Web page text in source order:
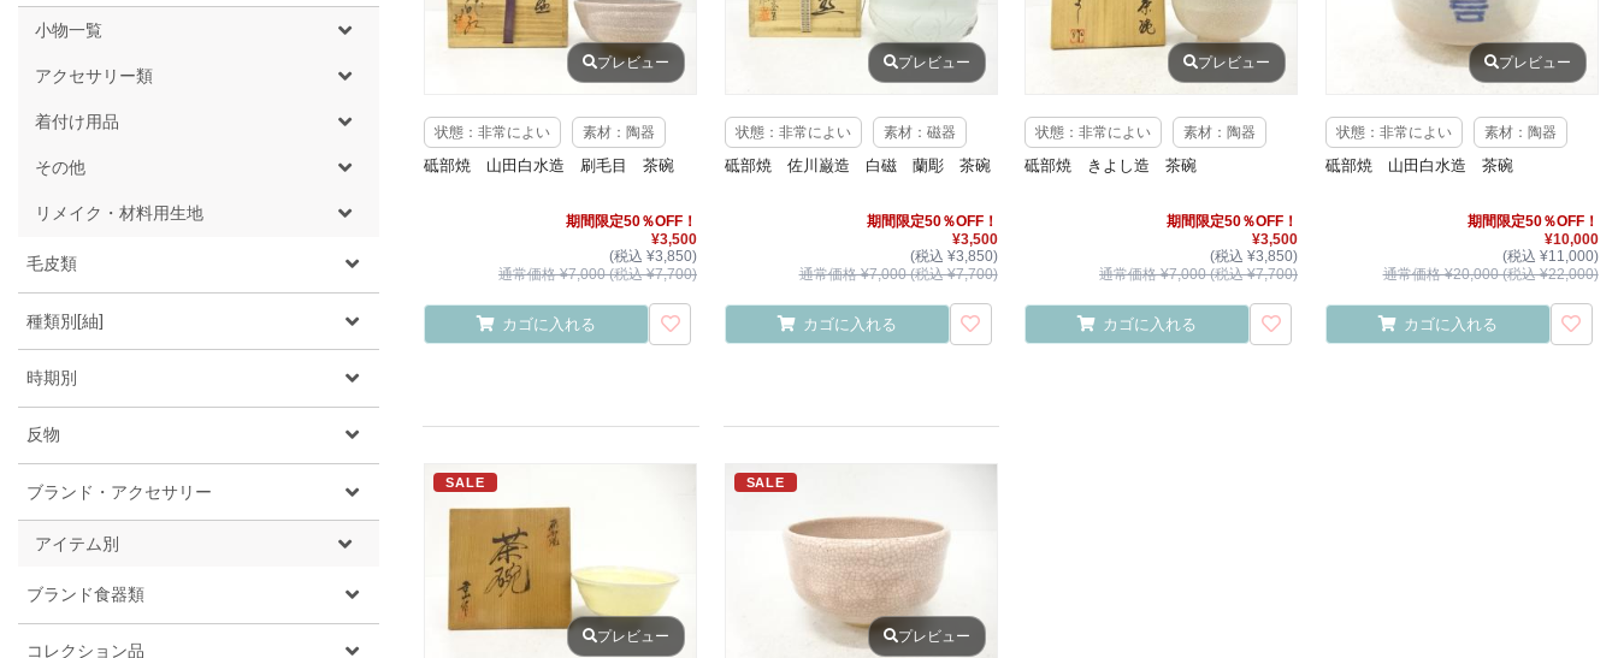
小物一覧
アクセサリー類
着付け用品
その他
リメイク・材料用生地
毛皮類
種類別[紬]
時期別
反物
ブランド・アクセサリー
アイテム別
ブランド食器類
コレクション品
プレビュー
状態：非常によい 素材：陶器
砥部焼 山田白水造 刷毛目 茶碗
期間限定50％OFF！
¥3,500
(税込 ¥3,850)
通常価格 ¥7,000 (税込 ¥7,700)
カゴに入れる
プレビュー
状態：非常によい 素材：磁器
砥部焼 佐川巌造 白磁 蘭彫 茶碗
期間限定50％OFF！
¥3,500
(税込 ¥3,850)
通常価格 ¥7,000 (税込 ¥7,700)
カゴに入れる
プレビュー
状態：非常によい 素材：陶器
砥部焼 きよし造 茶碗
期間限定50％OFF！
¥3,500
(税込 ¥3,850)
通常価格 ¥7,000 (税込 ¥7,700)
カゴに入れる
プレビュー
状態：非常によい 素材：陶器
砥部焼 山田白水造 茶碗
期間限定50％OFF！
¥10,000
(税込 ¥11,000)
通常価格 ¥20,000 (税込 ¥22,000)
カゴに入れる
SALE
プレビュー
SALE
プレビュー